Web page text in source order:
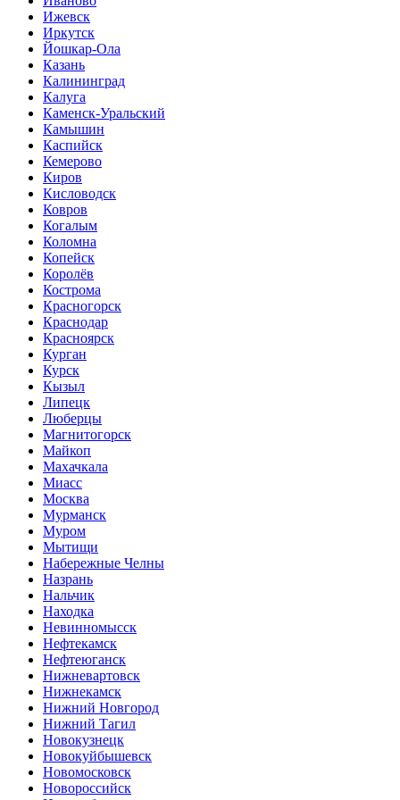
Ижевск
Иркутск
Йошкар-Ола
Казань
Калининград
Калуга
Каменск-Уральский
Камышин
Каспийск
Кемерово
Киров
Кисловодск
Ковров
Когалым
Коломна
Копейск
Королёв
Кострома
Красногорск
Краснодар
Красноярск
Курган
Курск
Кызыл
Липецк
Люберцы
Магнитогорск
Майкоп
Махачкала
Миасс
Москва
Мурманск
Муром
Мытищи
Набережные Челны
Назрань
Нальчик
Находка
Невинномысск
Нефтекамск
Нефтеюганск
Нижневартовск
Нижнекамск
Нижний Новгород
Нижний Тагил
Новокузнецк
Новокуйбышевск
Новомосковск
Новороссийск